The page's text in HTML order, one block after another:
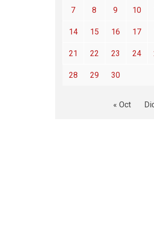
7 8 9 10
14 15 16 17
21 22 23 24
28 29 30
« Oct